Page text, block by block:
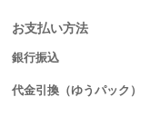
お支払い方法
銀行振込
代金引換（ゆうパック）